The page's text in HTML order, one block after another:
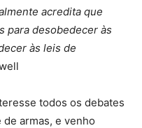
acredita que
para desobedecer às
às leis de
todos os debates
armas, e venho